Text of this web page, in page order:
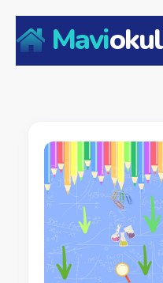
Maviokul